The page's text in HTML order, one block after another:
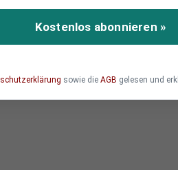
Kostenlos abonnieren »
sowie die AGB gelesen und